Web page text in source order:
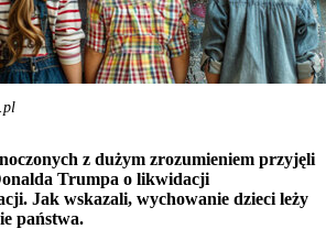
z dużym zrozumieniem przyjęli
Trumpa o likwidacji
Jak wskazali, wychowanie dzieci leży
państwa.